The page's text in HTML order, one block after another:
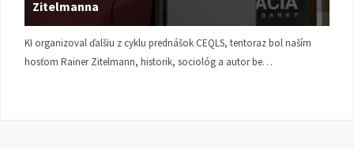
Zitelmanna
KI organizoval ďalšiu z cyklu prednášok CEQLS, tentoraz bol naším
hosťom Rainer Zitelmann, historik, sociológ a autor be…